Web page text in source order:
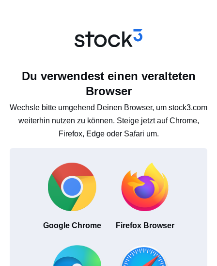
Du verwendest einen veralteten
Browser
Wechsle bitte umgehend Deinen Browser, um stock3.com
weiterhin nutzen zu können. Steige jetzt auf Chrome,
Firefox, Edge oder Safari um.
Google Chrome Firefox Browser